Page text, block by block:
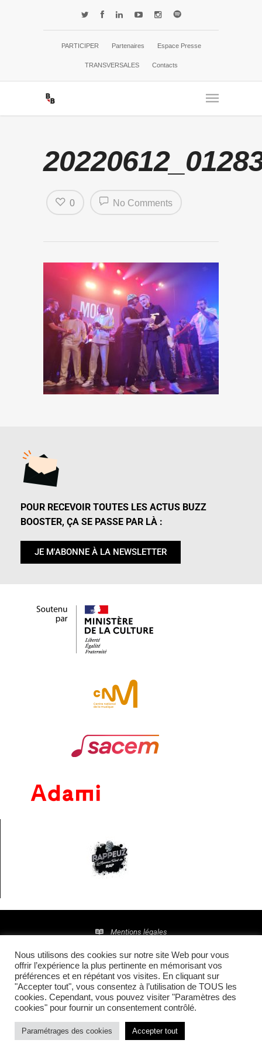
PARTICIPER Partenaires Espace Presse
TRANSVERSALES Contacts
No Comments
0
POUR RECEVOIR TOUTES LES ACTUS BUZZ
BOOSTER, ÇA SE PASSE PAR LÀ :
JE M'ABONNE À LA NEWSLETTER
Mentions légales
Politique de confidentialité
© 2016 • Site maintenu et mis à jour parTI(E)GER
COMMUNICATION
Nous utilisons des cookies sur notre site Web pour vous
offrir l’expérience la plus pertinente en mémorisant vos
préférences et en répétant vos visites. En cliquant sur
"Accepter tout", vous consentez à l’utilisation de TOUS les
cookies. Cependant, vous pouvez visiter "Paramètres des
cookies" pour fournir un consentement contrôlé.
Paramétrages des cookies Accepter tout